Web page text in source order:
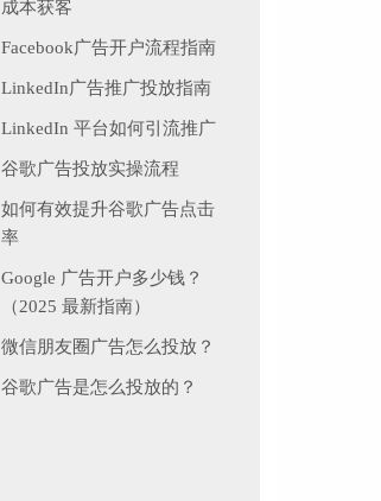
成本获客
Facebook广告开户流程指南
LinkedIn广告推广投放指南
LinkedIn 平台如何引流推广
谷歌广告投放实操流程
如何有效提升谷歌广告点击
率
Google 广告开户多少钱？
（2025 最新指南）
微信朋友圈广告怎么投放？
谷歌广告是怎么投放的？